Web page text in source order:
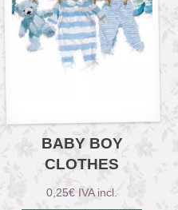
BABY BOY
CLOTHES
0,25€ IVA incl.